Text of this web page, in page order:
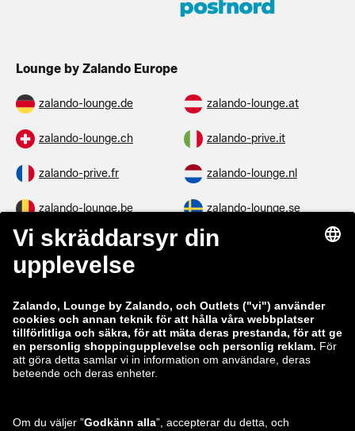
Lounge by Zalando Europe
zalando-lounge.de zalando-lounge.at
zalando-lounge.ch zalando-prive.it
zalando-prive.fr zalando-lounge.nl
zalando-lounge.be zalando-lounge.se
zalando-lounge.fi zalando-lounge.dk
zalando-lounge.co.uk
zalando-prive.es zalando-lounge.cz
zalando-lounge.lt zalando-lounge.sk
zalando-lounge.si zalando-lounge.hu